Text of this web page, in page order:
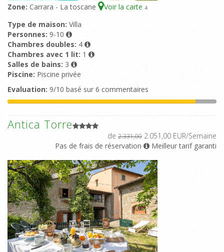
Zone: Carrara - La toscane Voir la carte 4
Type de maison: Villa
Personnes: 9-10
Chambres doubles: 4
Chambres avec 1 lit: 1
Salles de bains: 3
Piscine: Piscine privée
Evaluation: 9/10 basé sur 6 commentaires
Antica Torre
de 2.331,00 2.051,00 EUR/Semaine
Pas de frais de réservation
Meilleur tarif garanti